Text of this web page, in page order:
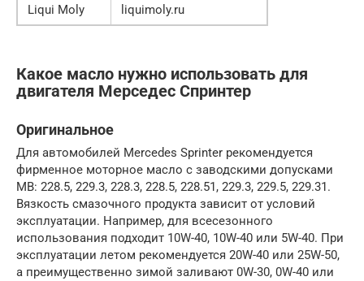
Liqui Moly
liquimoly.ru
Какое масло нужно использовать для
двигателя Мерседес Спринтер
Оригинальное
Для автомобилей Mercedes Sprinter рекомендуется
фирменное моторное масло с заводскими допусками
MB: 228.5, 229.3, 228.3, 228.5, 228.51, 229.3, 229.5, 229.31.
Вязкость смазочного продукта зависит от условий
эксплуатации. Например, для всесезонного
использования подходит 10W-40, 10W-40 или 5W-40. При
эксплуатации летом рекомендуется 20W-40 или 25W-50,
а преимущественно зимой заливают 0W-30, 0W-40 или